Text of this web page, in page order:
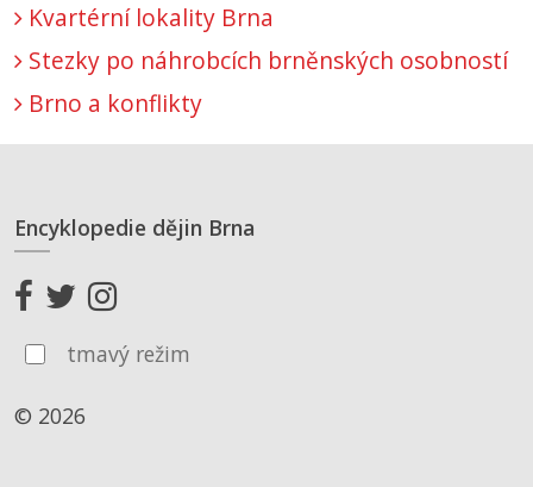
Kvartérní lokality Brna
Stezky po náhrobcích brněnských osobností
Brno a konflikty
Encyklopedie dějin Brna
tmavý režim
© 2026